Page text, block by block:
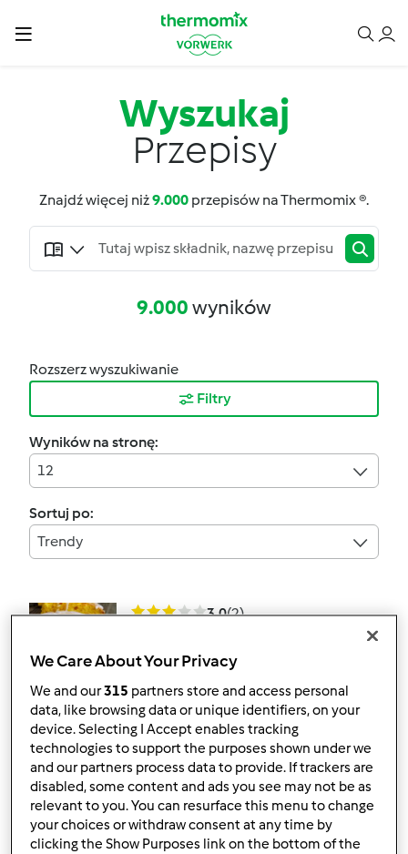
Wyszukaj
Przepisy
Znajdź więcej niż9.000 przepisów na Thermomix ®.
9.000wyników
Rozszerz wyszukiwanie
Filtry
Wyników na stronę:
12
Sortuj po:
Trendy
3.0(2)
przezJaroslawP
2 1 Łatwy 7 1h 45min
4.4(12)
Sernik wiedeński
przezzofia1951
We Care About Your Privacy
We and our315 partners store and access personal
data, like browsing data or unique identifiers, on your
device. Selecting I Accept enables tracking
technologies to support the purposes shown under we
and our partners process data to provide. If trackers are
disabled, some content and ads you see may not be as
relevant to you. You can resurface this menu to change
your choices or withdraw consent at any time by
clicking the Show Purposes link on the bottom of the